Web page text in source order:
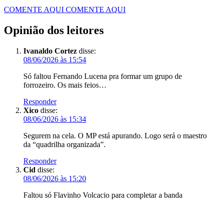
COMENTE AQUI COMENTE AQUI
Opinião dos leitores
Ivanaldo Cortez disse:
08/06/2026 às 15:54
Só faltou Fernando Lucena pra formar um grupo de
forrozeiro. Os mais feios…
Responder
Xico disse:
08/06/2026 às 15:34
Segurem na cela. O MP está apurando. Logo será o maestro
da “quadrilha organizada”.
Responder
Cid disse:
08/06/2026 às 15:20
Faltou só Flavinho Volcacio para completar a banda